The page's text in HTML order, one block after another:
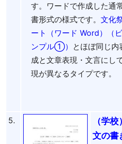
す。ワードで作成した通
書形式の様式です。 文化
ート（ワード Word）（
ンプル①） とほぼ同じ
成と文章表現・文言にし
現が異なるタイプです。
5.
（学
文の書